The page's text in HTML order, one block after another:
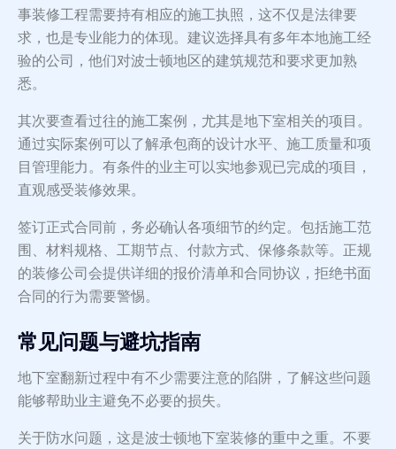
事装修工程需要持有相应的施工执照，这不仅是法律要
求，也是专业能力的体现。建议选择具有多年本地施工经
验的公司，他们对波士顿地区的建筑规范和要求更加熟
悉。
其次要查看过往的施工案例，尤其是地下室相关的项目。
通过实际案例可以了解承包商的设计水平、施工质量和项
目管理能力。有条件的业主可以实地参观已完成的项目，
直观感受装修效果。
签订正式合同前，务必确认各项细节的约定。包括施工范
围、材料规格、工期节点、付款方式、保修条款等。正规
的装修公司会提供详细的报价清单和合同协议，拒绝书面
合同的行为需要警惕。
常见问题与避坑指南
地下室翻新过程中有不少需要注意的陷阱，了解这些问题
能够帮助业主避免不必要的损失。
关于防水问题，这是波士顿地下室装修的重中之重。不要